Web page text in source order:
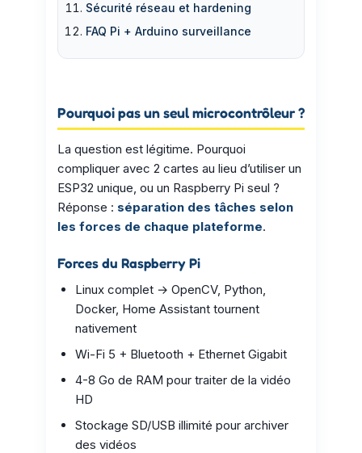
Sécurité réseau et hardening
FAQ Pi + Arduino surveillance
Pourquoi pas un seul microcontrôleur ?
La question est légitime. Pourquoi
compliquer avec 2 cartes au lieu d’utiliser un
ESP32 unique, ou un Raspberry Pi seul ?
Réponse : séparation des tâches selon
les forces de chaque plateforme.
Forces du Raspberry Pi
Linux complet → OpenCV, Python,
Docker, Home Assistant tournent
nativement
Wi-Fi 5 + Bluetooth + Ethernet Gigabit
4-8 Go de RAM pour traiter de la vidéo
HD
Stockage SD/USB illimité pour archiver
des vidéos